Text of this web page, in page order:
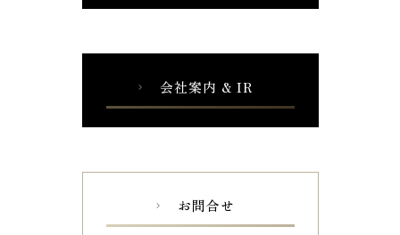
chevron_right 会社案内 & IR
chevron_right お問合せ